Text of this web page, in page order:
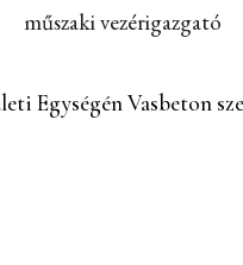
vezérigazgató
Vasbeton